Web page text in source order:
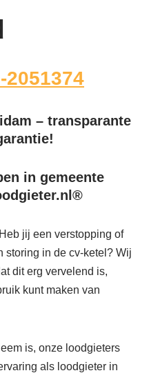
2051374
– transparante
in gemeente
jij een verstopping of
storing in de cv-ketel? Wij
dit erg vervelend is,
kunt maken van
is, onze loodgieters
als loodgieter in